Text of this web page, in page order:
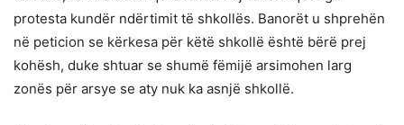
protesta kundër ndërtimit të shkollës. Banorët u shprehën
në peticion se kërkesa për këtë shkollë është bërë prej
kohësh, duke shtuar se shumë fëmijë arsimohen larg
zonës për arsye se aty nuk ka asnjë shkollë.